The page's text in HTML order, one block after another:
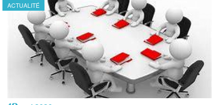
ACTUALITÉ